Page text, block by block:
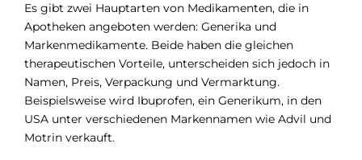
Es gibt zwei Hauptarten von Medikamenten, die in
Apotheken angeboten werden: Generika und
Markenmedikamente. Beide haben die gleichen
therapeutischen Vorteile, unterscheiden sich jedoch in
Namen, Preis, Verpackung und Vermarktung.
Beispielsweise wird Ibuprofen, ein Generikum, in den
USA unter verschiedenen Markennamen wie Advil und
Motrin verkauft.